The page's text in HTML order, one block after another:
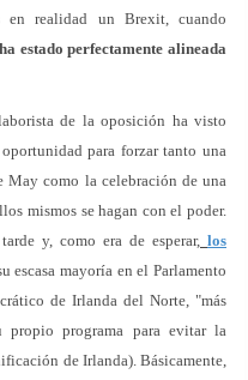
realidad un Brexit, cuando
estado perfectamente alineada
de la oposición ha visto
para forzar tanto una
May como la celebración de una
mismos se hagan con el poder.
y, como era de esperar, los
escasa mayoría en el Parlamento
de Irlanda del Norte, "más
programa para evitar la
de Irlanda). Básicamente,